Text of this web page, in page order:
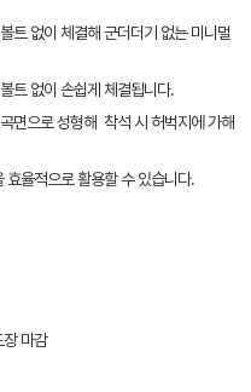
트 없이 체결해 군더더기 없는 미니멀
트 없이 손쉽게 체결됩니다.
면으로 성형해 착석 시 허벅지에 가해
율적으로 활용할 수 있습니다.
마감